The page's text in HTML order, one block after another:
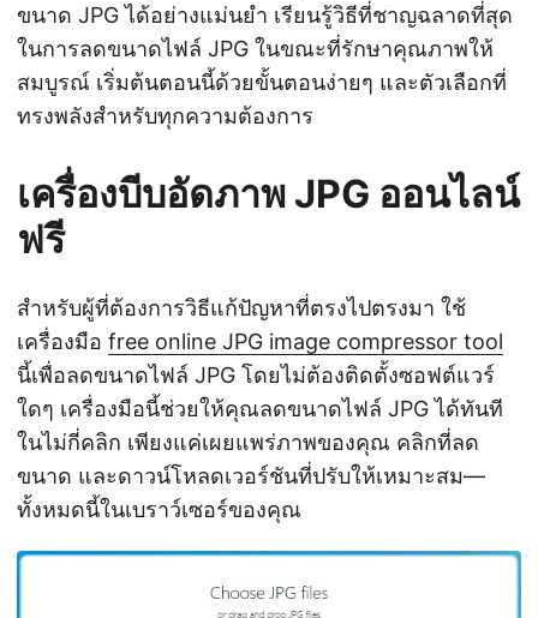
ขนาด JPG ได้อย่างแม่นยำ เรียนรู้วิธีที่ชาญฉลาดที่สุด
ในการลดขนาดไฟล์ JPG ในขณะที่รักษาคุณภาพให้
สมบูรณ์ เริ่มต้นตอนนี้ด้วยขั้นตอนง่ายๆ และตัวเลือกที่
ทรงพลังสำหรับทุกความต้องการ
เครื่องบีบอัดภาพ JPG ออนไลน์
ฟรี
สำหรับผู้ที่ต้องการวิธีแก้ปัญหาที่ตรงไปตรงมา ใช้
เครื่องมือ free online JPG image compressor tool
นี้เพื่อลดขนาดไฟล์ JPG โดยไม่ต้องติดตั้งซอฟต์แวร์
ใดๆ เครื่องมือนี้ช่วยให้คุณลดขนาดไฟล์ JPG ได้ทันที
ในไม่กี่คลิก เพียงแค่เผยแพร่ภาพของคุณ คลิกที่ลด
ขนาด และดาวน์โหลดเวอร์ชันที่ปรับให้เหมาะสม—
ทั้งหมดนี้ในเบราว์เซอร์ของคุณ